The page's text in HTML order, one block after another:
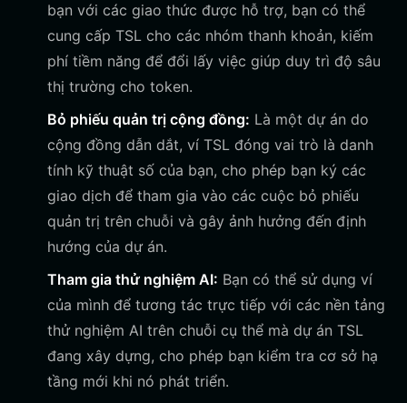
bạn với các giao thức được hỗ trợ, bạn có thể
cung cấp TSL cho các nhóm thanh khoản, kiếm
phí tiềm năng để đổi lấy việc giúp duy trì độ sâu
thị trường cho token.
Bỏ phiếu quản trị cộng đồng: Là một dự án do
cộng đồng dẫn dắt, ví TSL đóng vai trò là danh
tính kỹ thuật số của bạn, cho phép bạn ký các
giao dịch để tham gia vào các cuộc bỏ phiếu
quản trị trên chuỗi và gây ảnh hưởng đến định
hướng của dự án.
Tham gia thử nghiệm AI: Bạn có thể sử dụng ví
của mình để tương tác trực tiếp với các nền tảng
thử nghiệm AI trên chuỗi cụ thể mà dự án TSL
đang xây dựng, cho phép bạn kiểm tra cơ sở hạ
tầng mới khi nó phát triển.